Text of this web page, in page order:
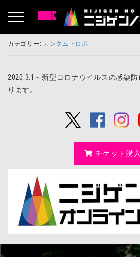
カテゴリー: カンタム・ロボ
2020.3.1～新型コロナウイルスの感染
ります。
チケット購入